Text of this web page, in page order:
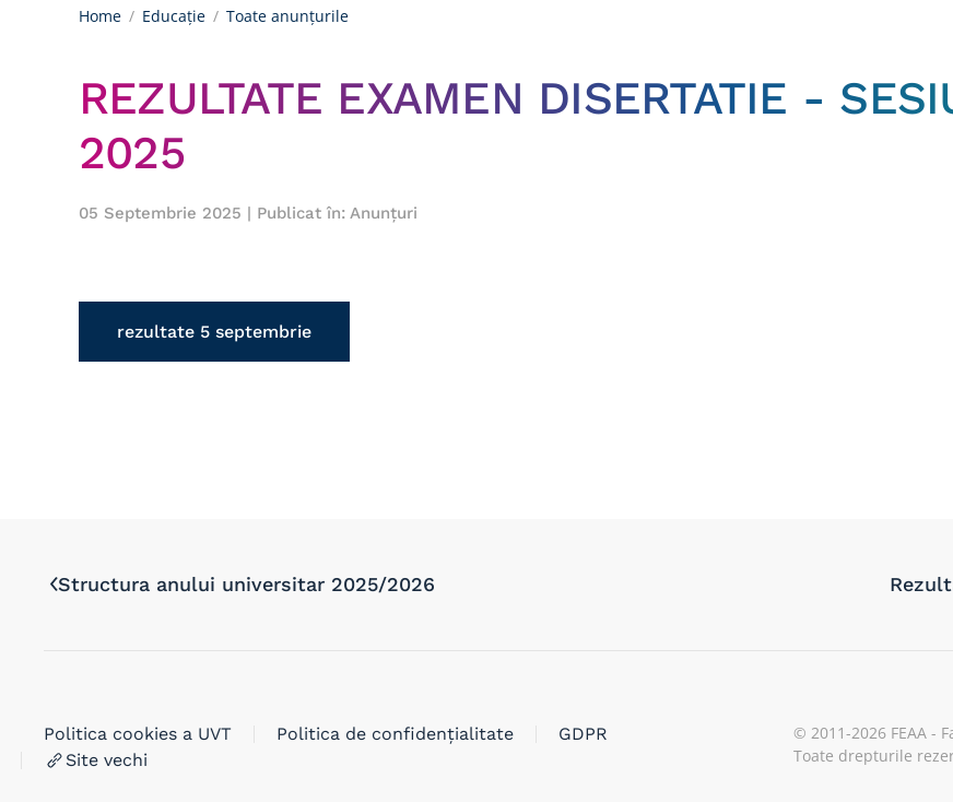
Home Educație Toate anunțurile
REZULTATE EXAMEN DISERTATIE -
2025
05 Septembrie 2025 | Publicat în: Anunțuri
rezultate 5 septembrie
Structura anului universitar 2025/2026
Politica cookies a UVT Politica de confidențialitate
GDPR
Site vechi
© 2011-2026 FEAA -
Toate drepturile